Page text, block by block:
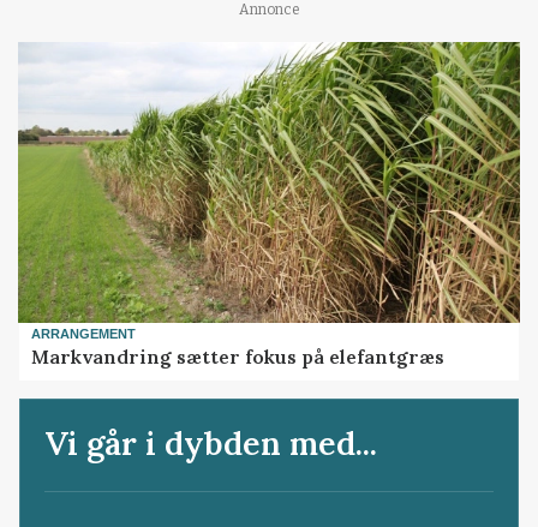
Annonce
ARRANGEMENT
Markvandring sætter fokus på elefantgræs
Vi går i dybden med...